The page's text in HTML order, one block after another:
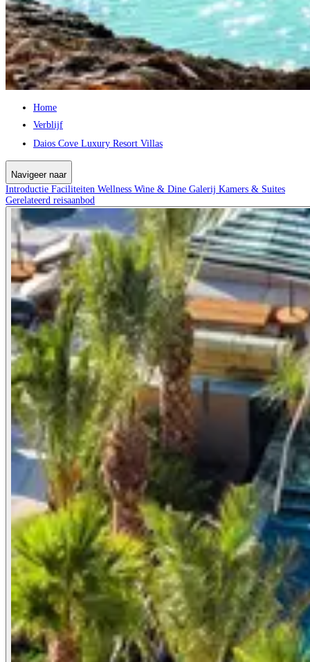
Home
Verblijf
Daios Cove Luxury Resort Villas
Navigeer naar
Introductie Faciliteiten Wellness Wine & Dine Galerij Kamers & Suites
Gerelateerd reisaanbod